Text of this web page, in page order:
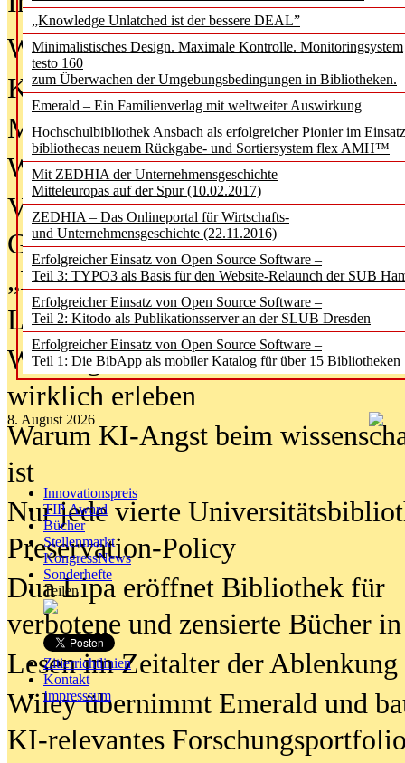
„Knowledge Unlatched ist der bessere DEAL”
Minimalistisches Design. Maximale Kontrolle. Monitoringsystem
testo 160
zum Überwachen der Umgebungsbedingungen in Bibliotheken.
Emerald – Ein Familienverlag mit weltweiter Auswirkung
Hochschulbibliothek Ansbach als erfolgreicher Pionier im
bibliothecas neuem Rückgabe- und Sortiersystem flex AMH™
Mit ZEDHIA der Unternehmensgeschichte
Mitteleuropas auf der Spur (10.02.2017)
ZEDHIA – Das Onlineportal für Wirtschafts-
und Unternehmensgeschichte (22.11.2016)
Erfolgreicher Einsatz von Open Source Software –
Teil 3: TYPO3 als Basis für den Website-Relaunch der SUB
Erfolgreicher Einsatz von Open Source Software –
Teil 2: Kitodo als Publikationsserver an der SLUB Dresden
Erfolgreicher Einsatz von Open Source Software –
Teil 1: Die BibApp als mobiler Katalog für über 15 Bibliotheken
8. August 2026
Innovationspreis
TIP Award
Bücher
Stellenmarkt
KongressNews
Sonderhefte
Teilen
Zitierrichtlinien
Kontakt
Impresssum
Was Hochschul­bibliotheken von
Kinder in der digitalen Welt
Metadaten als Infrastruktur
Wenn Bots katalogisieren
Von Abschlusskleidern bis
Geisterjagd-Ausrüstung in der
„Library of Things“ unterwegs
Lesen als Infrastrukturaufgabe
Wie Jugendliche Social Media
wirklich erleben
Warum KI-Angst beim
ist
Nur jede vierte
Preservation-Policy
Dua Lipa eröffnet Bibliothek für
verbotene und zensierte Bücher
Lesen im Zeitalter der Ablenkung
Wiley übernimmt Emerald und
KI-relevantes